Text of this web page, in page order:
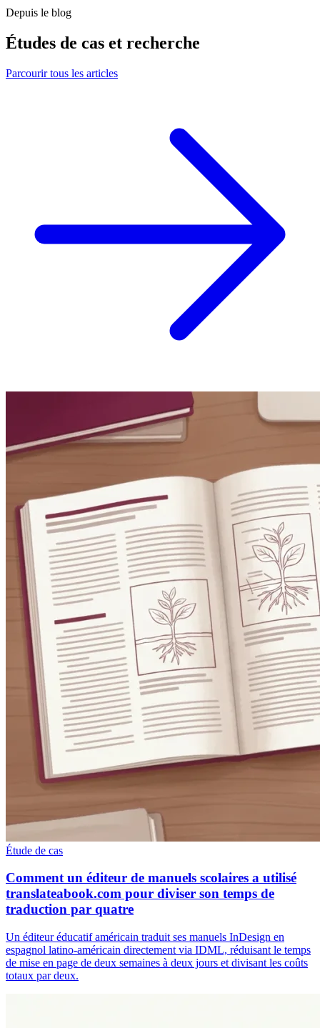
Depuis le blog
Études de cas et recherche
Parcourir tous les articles
Étude de cas
Comment un éditeur de manuels scolaires a utilisé
translateabook.com pour diviser son temps de
traduction par quatre
Un éditeur éducatif américain traduit ses manuels InDesign en
espagnol latino-américain directement via IDML, réduisant le temps
de mise en page de deux semaines à deux jours et divisant les coûts
totaux par deux.